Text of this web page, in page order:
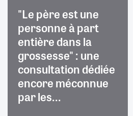
"Le père est une
personne à part
entière dans la
grossesse" : une
consultation dédiée
encore méconnue
par les...